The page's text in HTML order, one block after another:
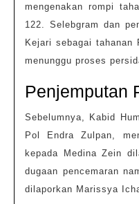
mengenakan rompi
122. Selebgram dan
Kejari sebagai tahanan
menunggu proses
Penjemputan
Sebelumnya, Kabid
Pol Endra Zulpan,
kepada Medina Zein
dugaan pencemaran
dilaporkan Marissya